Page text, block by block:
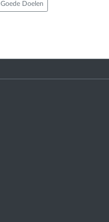
Goede Doelen